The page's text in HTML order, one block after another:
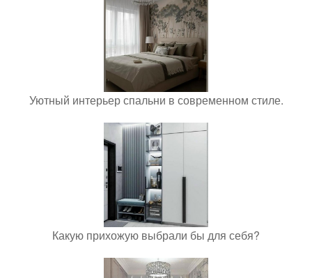
Уютный интерьер спальни в современном стиле.
Какую прихожую выбрали бы для себя?